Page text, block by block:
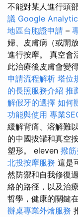
不能對某人進行頭
議 Google
地區台胞證申請 –
婦、皮膚病（或開
進行按摩。 真空會
此治療後皮膚會變
申請流程解析 塔位
的長照服務介紹 推
解假牙的選擇 如何
功能與使用 專業
緩解背痛、溶解難
的中國拔罐和真空
塑形。 eleven 撥
北投按摩服務 這是
然防禦和自我修復
絡的路徑，以及治
哲學，健康的關鍵
辦桌專業外燴服務